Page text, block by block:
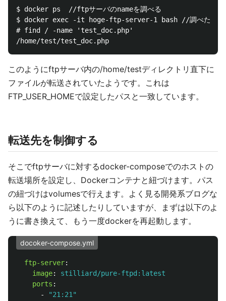
$ docker ps  //ftpサーバのnameを調べる
$ docker exec -it hoge-ftp-server-1 bash //調べたftpサ
# find / -name 'test_doc.php'
このようにftpサーバ内の/home/testディレクトリ直下に
ファイルが転送されていたようです。これは
FTP_USER_HOMEで設定したパスと一致しています。
転送先を制御する
そこでftpサーバに対するdocker-composeでのホストの
転送場所を設定し、Dockerコンテナと紐づけます。パス
の紐づけはvolumesで行えます。よく見る開発系ブログな
ら以下のように記述したりしていますが、まずは以下のよ
うに書き換えて、もう一度dockerを再起動します。
docoker-compose.yml
ftp-server:
image:
stilliard/pure-ftpd:latest
ports :
-
"21:21"